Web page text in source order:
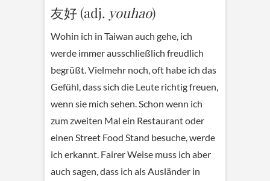
友好 (adj. youhao)
Wohin ich in Taiwan auch gehe, ich
werde immer ausschließlich freudlich
begrüßt. Vielmehr noch, oft habe ich das
Gefühl, dass sich die Leute richtig freuen,
wenn sie mich sehen. Schon wenn ich
zum zweiten Mal ein Restaurant oder
einen Street Food Stand besuche, werde
ich erkannt. Fairer Weise muss ich aber
auch sagen, dass ich als Ausländer in